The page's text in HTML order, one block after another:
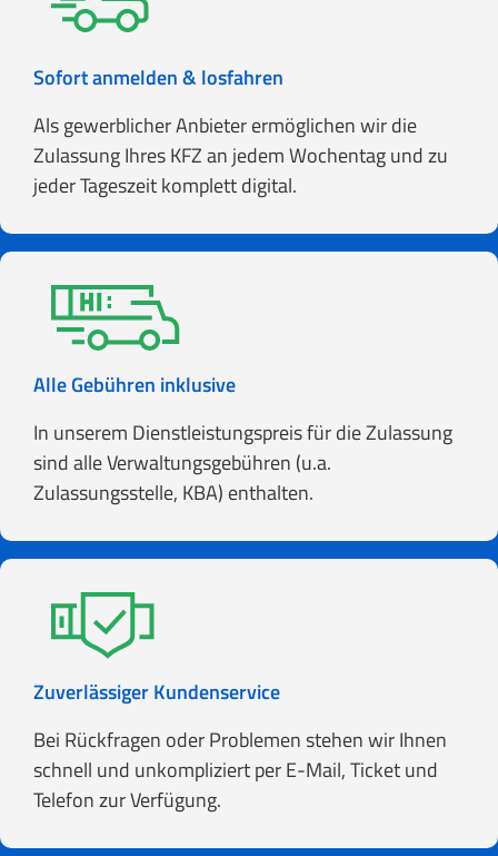
Sofort anmelden & losfahren
Als gewerblicher Anbieter ermöglichen wir die
Zulassung Ihres KFZ an jedem Wochentag und zu
jeder Tageszeit komplett digital.
Alle Gebühren inklusive
In unserem Dienstleistungspreis für die Zulassung
sind alle Verwaltungsgebühren (u.a.
Zulassungsstelle, KBA) enthalten.
Zuverlässiger Kundenservice
Bei Rückfragen oder Problemen stehen wir Ihnen
schnell und unkompliziert per E-Mail, Ticket und
Telefon zur Verfügung.